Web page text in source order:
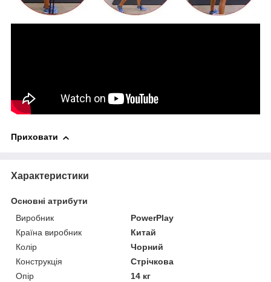
Приховати
Характеристики
Основні атрибути
Виробник
PowerPlay
Країна виробник
Китай
Колір
Чорний
Конструкція
Стрічкова
Опір
14 кг